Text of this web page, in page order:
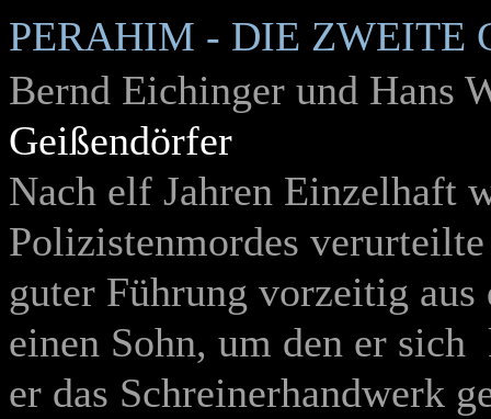
PERAHIM - DIE ZWEITE
Bernd Eichinger und Hans
Geißendörfer
Nach elf Jahren Einzelhaft
Polizistenmordes
guter Führung vorzeitig aus
einen Sohn, um den er
er das Schreinerhandwerk